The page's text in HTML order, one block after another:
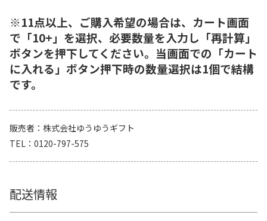
※11点以上、ご購入希望の場合は、カート画面
で「10+」を選択、必要数量を入力し「再計算」
ボタンを押下してください。当画面での「カート
に入れる」ボタン押下時の数量選択は1個で結構
です。
販売者
株式会社ゆうゆうギフト
TEL
0120-797-575
配送情報